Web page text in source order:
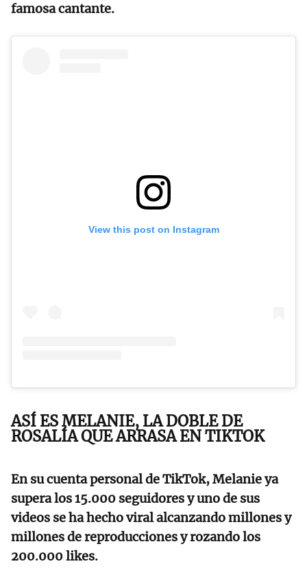
famosa cantante.
View this post on Instagram
ASÍ ES MELANIE, LA DOBLE DE
ROSALÍA QUE ARRASA EN TIKTOK
En su cuenta personal de TikTok, Melanie ya
supera los 15.000 seguidores y uno de sus
videos se ha hecho viral alcanzando millones y
millones de reproducciones y rozando los
200.000 likes.